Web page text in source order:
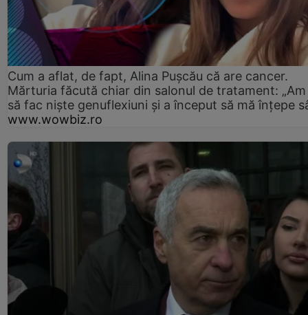
Cum a aflat, de fapt, Alina Pușcău că are cancer.
Mărturia făcută chiar din salonul de tratament:
să fac niște genuflexiuni și a început să mă înțepe
www.wowbiz.ro